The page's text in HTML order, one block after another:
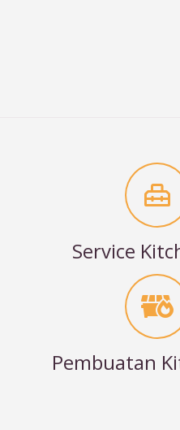
Service
Pembuatan